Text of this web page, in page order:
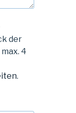
der
4
.